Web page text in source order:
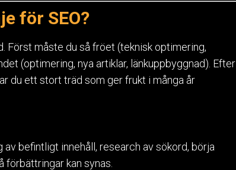
för SEO?
Först måste du så fröet (teknisk optimering,
(optimering, nya artiklar, länkuppbyggnad). Efter
du ett stort träd som ger frukt i många år
av befintligt innehåll, research av sökord, börja
förbättringar kan synas.